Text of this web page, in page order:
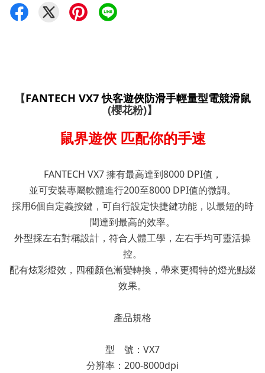
【FANTECH VX7 快客遊俠防滑手輕量型電競滑鼠
(櫻花粉)】
鼠界遊俠 匹配你的手速
FANTECH VX7 擁有最高達到8000 DPI值，
並可安裝專屬軟體進行200至8000 DPI值的微調。
採用6個自定義按鍵，可自行設定快捷鍵功能，以最短的時
間達到最高的效率。
外型採左右對稱設計，符合人體工學，左右手均可靈活操
控。
配有炫彩燈效，四種顏色漸變轉換，帶來更獨特的燈光點綴
效果。
產品規格
型 號：VX7
分辨率：200-8000dpi